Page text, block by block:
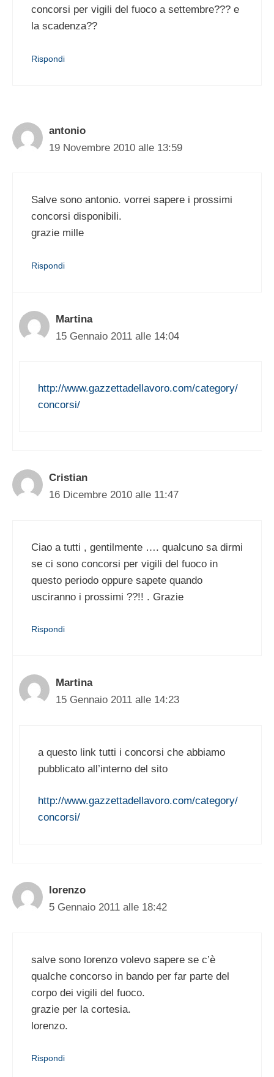
concorsi per vigili del fuoco a settembre??? e
la scadenza??
Rispondi
antonio
19 Novembre 2010 alle 13:59
Salve sono antonio. vorrei sapere i prossimi
concorsi disponibili.
grazie mille
Rispondi
Martina
15 Gennaio 2011 alle 14:04
http://www.gazzettadellavoro.com/category/
concorsi/
Cristian
16 Dicembre 2010 alle 11:47
Ciao a tutti , gentilmente …. qualcuno sa dirmi
se ci sono concorsi per vigili del fuoco in
questo periodo oppure sapete quando
usciranno i prossimi ??!! . Grazie
Rispondi
Martina
15 Gennaio 2011 alle 14:23
a questo link tutti i concorsi che abbiamo
pubblicato all’interno del sito
http://www.gazzettadellavoro.com/category/
concorsi/
lorenzo
5 Gennaio 2011 alle 18:42
salve sono lorenzo volevo sapere se c’è
qualche concorso in bando per far parte del
corpo dei vigili del fuoco.
grazie per la cortesia.
lorenzo.
Rispondi